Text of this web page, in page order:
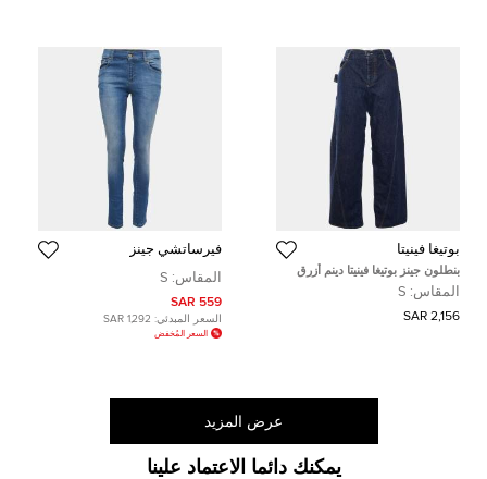
بوتيغا فينيتا
بنطلون جينز بوتيغا فينيتا دينم أزرق
بوصة
المقاس: S
2,156 SAR
فيرساتشي جينز
المقاس: S
559 SAR
السعر المبدئي: 1,292 SAR
السعر المُخفض
عرض المزيد
يمكنك دائما الاعتماد علينا